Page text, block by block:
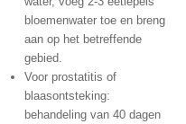
bloemenwater toe en breng
aan op het betreffende
gebied.
Voor prostatitis of
blaasontsteking:
behandeling van 40 dagen